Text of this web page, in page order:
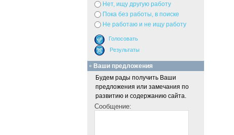
Нет, ищу другую работу
Пока без работы, в поиске
Не работаю и не ищу работу
Ваши предложения
Будем рады получить Ваши
предложения или замечания по
развитию и содержанию сайта.
Сообщение: